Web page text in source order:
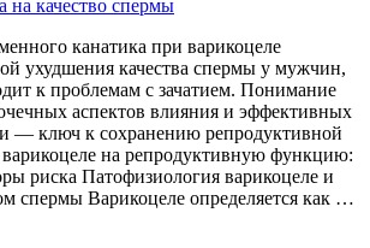
канатика при варикоцеле
ухудшения качества спермы у мужчин,
к проблемам с зачатием. Понимание
аспектов влияния и эффективных
— ключ к сохранению репродуктивной
на репродуктивную функцию:
риска Патофизиология варикоцеле и
спермы Варикоцеле определяется как …